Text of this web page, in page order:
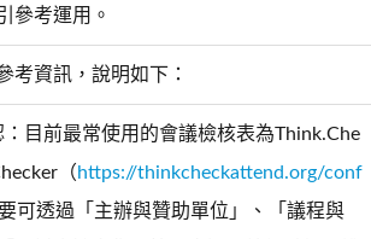
參考運用。
考資訊，說明如下：
目前最常使用的會議檢核表為Think.Che
（ https://thinkcheckattend.org/conf
可透過「主辦與贊助單位」、「議程與